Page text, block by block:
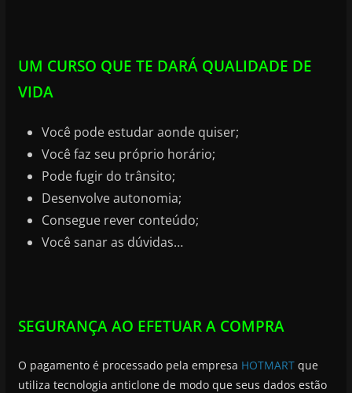
UM CURSO QUE TE DARÁ QUALIDADE DE
VIDA
Você pode estudar aonde quiser;
Você faz seu próprio horário;
Pode fugir do trânsito;
Desenvolve autonomia;
Consegue rever conteúdo;
Você sanar as dúvidas…
SEGURANÇA AO EFETUAR A COMPRA
O pagamento é processado pela empresa HOTMARTque
utiliza tecnologia anticlone de modo que seus dados estão